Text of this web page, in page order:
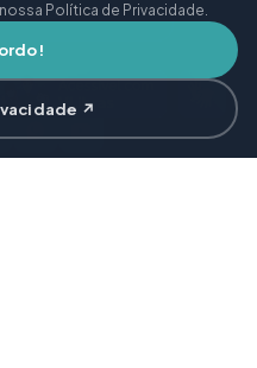
horasPolítica de Privacidade.
↗